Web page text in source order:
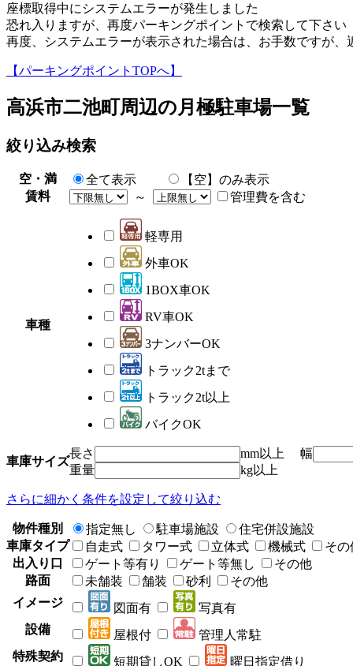
座標取得中にシステムエラーが発生しました
恐れ入りますが、再度パーキングポイントで検索して下さい
再度、システムエラーが表示された場合は、お手数ですが
【パーキングポイントTOPへ】
高浜市二池町 周辺の月極駐車場一覧
絞り込み検索
空・満 全て表示
【空】のみ表示
賃料
～ 管理費を含む
車種
軽専用
外車OK
1BOX車OK
RV車OK
3ナンバーOK
トラック2tまで
トラック2t以上
バイクOK
車庫サイズ
長さ mm以上 幅
重量
kg以上
さらに細かく条件を設定して絞り込む
物件種別 指定無し 駐車場施設
住宅併設施設
車庫タイプ
自走式 タワー式 立体式 機械式
その
出入り口
ゲート等有り ゲート等無し
その他
路面
未舗装 舗装 砂利
その他
イメージ
図面有
写真有
設備
屋根付
管理人常駐
特殊契約
短期貸しOK
曜日指定借り